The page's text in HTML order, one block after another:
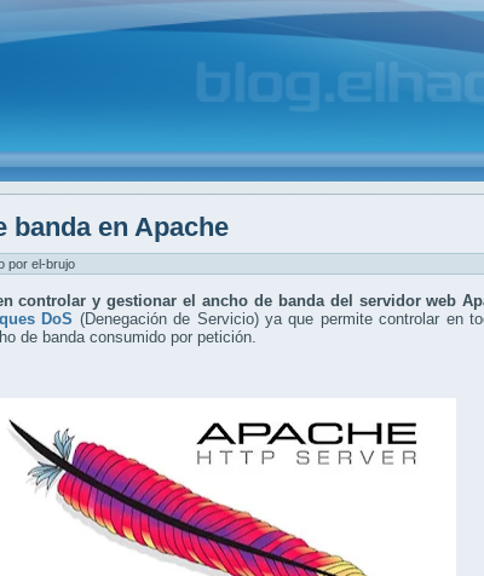
banda en Apache
por el-brujo
controlar y gestionar el ancho de banda del servidor web
DoS (Denegación de Servicio) ya que permite controlar en
de banda consumido por petición.